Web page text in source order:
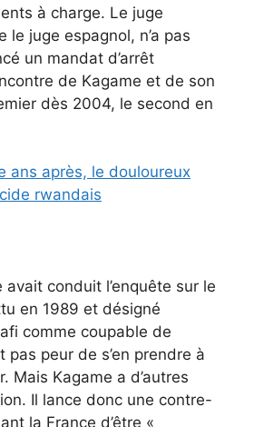
à charge. Le juge
le juge espagnol, n’a pas
un mandat d’arrêt
de Kagame et de son
dès 2004, le second en
ans après, le douloureux
rwandais
avait conduit l’enquête sur le
en 1989 et désigné
comme coupable de
pas peur de s’en prendre à
Mais Kagame a d’autres
Il lance donc une contre-
la France d’être «